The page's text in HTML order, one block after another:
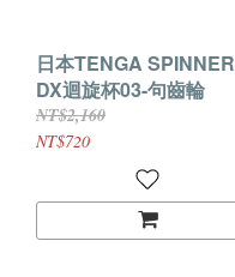
日本TENGA SPINNER
DX迴旋杯03-句齒輪
NT$2,160
NT$720